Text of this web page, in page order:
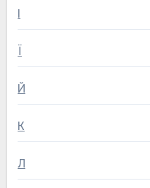
І
Ї
Й
К
Л